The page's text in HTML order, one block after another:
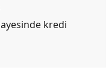
kredi